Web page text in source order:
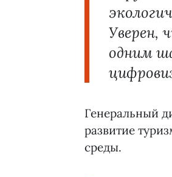
Уверен,
одним
Генеральный
развитие
среды.